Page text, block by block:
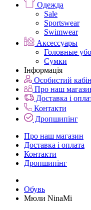
Одежда
Sale
Sportswear
Swimwear
Аксессуары
Головные
Сумки
Інформація
Особистий
Про наш
Доставка і
Контакти
Дропшипінг
Про наш магазин
Доставка і оплата
Контакти
Дропшипінг
Обувь
Мюли NinaMi